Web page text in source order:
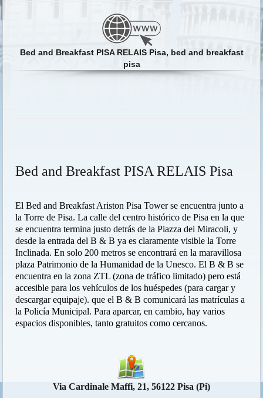
Bed and Breakfast PISA RELAIS Pisa, bed and breakfast
pisa
Bed and Breakfast PISA RELAIS Pisa
El Bed and Breakfast Ariston Pisa Tower se encuentra junto a
la Torre de Pisa. La calle del centro histórico de Pisa en la que
se encuentra termina justo detrás de la Piazza dei Miracoli, y
desde la entrada del B & B ya es claramente visible la Torre
Inclinada. En solo 200 metros se encontrará en la maravillosa
plaza Patrimonio de la Humanidad de la Unesco. El B & B se
encuentra en la zona ZTL (zona de tráfico limitado) pero está
accesible para los vehículos de los huéspedes (para cargar y
descargar equipaje). que el B & B comunicará las matrículas a
la Policía Municipal. Para aparcar, en cambio, hay varios
espacios disponibles, tanto gratuitos como cercanos.
Via Cardinale Maffi, 21, 56122 Pisa (Pi)